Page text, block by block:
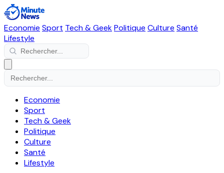
Economie Sport Tech & GeekPolitique Culture Santé
Lifestyle
Economie
Sport
Tech & Geek
Politique
Culture
Santé
Lifestyle